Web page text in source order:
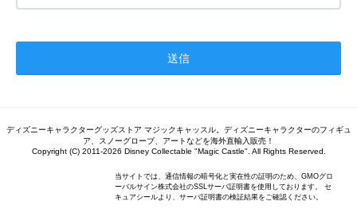
ディズニーキャラクターグッズストア マジックキャッスル。ディズニーキャラクターのフィギュ
ア、スノーグローブ、アートなどを海外直輸入販売！
Copyright (C) 2011-2026 Disney Collectable "Magic Castle". All Rights Reserved.
当サイトでは、通信情報の暗号化と実在性の証明のため、GMOグロ
ーバルサイン株式会社のSSLサーバ証明書を使用しております。 セ
キュアシールより、サーバ証明書の検証結果をご確認ください。